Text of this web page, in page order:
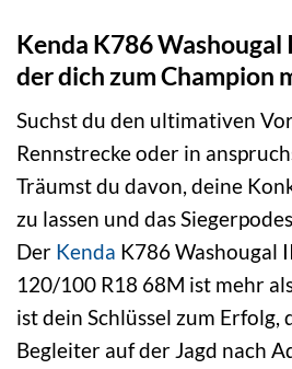
Kenda K786 Washougal
der dich zum Champion
Suchst du den ultimativen
Rennstrecke oder in
Träumst du davon, deine
zu lassen und das
Der Kenda K786 Washougal
120/100 R18 68M ist mehr
ist dein Schlüssel zum Erfolg,
Begleiter auf der Jagd nach